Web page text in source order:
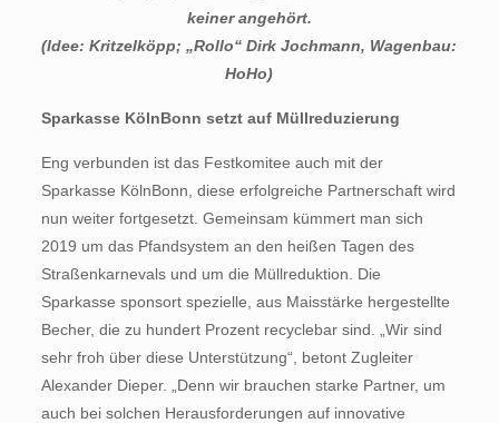
keiner angehört.
(Idee: Kritzelköpp; „Rollo“ Dirk Jochmann, Wagenbau:
HoHo)
Sparkasse KölnBonn setzt auf Müllreduzierung
Eng verbunden ist das Festkomitee auch mit der
Sparkasse KölnBonn, diese erfolgreiche Partnerschaft wird
nun weiter fortgesetzt. Gemeinsam kümmert man sich
2019 um das Pfandsystem an den heißen Tagen des
Straßenkarnevals und um die Müllreduktion. Die
Sparkasse sponsort spezielle, aus Maisstärke hergestellte
Becher, die zu hundert Prozent recyclebar sind. „Wir sind
sehr froh über diese Unterstützung“, betont Zugleiter
Alexander Dieper. „Denn wir brauchen starke Partner, um
auch bei solchen Herausforderungen auf innovative